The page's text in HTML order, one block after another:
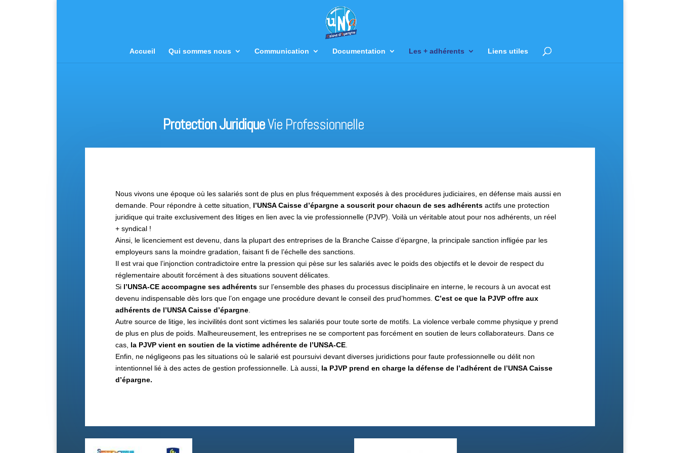
Accueil Qui sommes nous Communication Documentation Les + adhérents Liens utiles
Protection JuridiqueVie Professionnelle
Nous vivons une époque où les salariés sont de plus en plus fréquemment exposés à des procédures judiciaires, en défense mais aussi en
demande. Pour répondre à cette situation, l’UNSA Caisse d’épargne a souscrit pour chacun de ses adhérents actifs une protection
juridique qui traite exclusivement des litiges en lien avec la vie professionnelle (PJVP). Voilà un véritable atout pour nos adhérents, un réel
+ syndical !
Ainsi, le licenciement est devenu, dans la plupart des entreprises de la Branche Caisse d’épargne, la principale sanction infligée par les
employeurs sans la moindre gradation, faisant fi de l’échelle des sanctions.
Il est vrai que l’injonction contradictoire entre la pression qui pèse sur les salariés avec le poids des objectifs et le devoir de respect du
réglementaire aboutit forcément à des situations souvent délicates.
Si l’UNSA-CE accompagne ses adhérents sur l’ensemble des phases du processus disciplinaire en interne, le recours à un avocat est
devenu indispensable dès lors que l’on engage une procédure devant le conseil des prud’hommes. C’est ce que la PJVP offre aux
adhérents de l’UNSA Caisse d’épargne
Autre source de litige, les incivilités dont sont victimes les salariés pour toute sorte de motifs. La violence verbale comme physique y prend
de plus en plus de poids. Malheureusement, les entreprises ne se comportent pas forcément en soutien de leurs collaborateurs. Dans ce
cas, la PJVP vient en soutien de la victime adhérente de l’UNSA-CE
Enfin, ne négligeons pas les situations où le salarié est poursuivi devant diverses juridictions pour faute professionnelle ou délit non
intentionnel lié à des actes de gestion professionnelle. Là aussi, la PJVP prend en charge la défense de l’adhérent de l’UNSA Caisse
d’épargne.